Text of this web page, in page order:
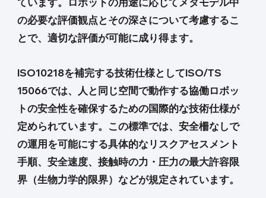
の必要な評価観点とその深さについて考慮するこ
とで、適切な評価が可能に成り得ます。
ISO10218を補完する技術仕様としてISO/TS
15066では、人と同じ空間で動作する協働ロボッ
トの安全性を確保するための国際的な技術仕様が
定められています。この標準では、安全柵なしで
の運用を可能にする具体的なリスクアセスメント
手順、安全速度、接触時の力・圧力の最大許容限
界（生物力学的限界）などが規定されています。